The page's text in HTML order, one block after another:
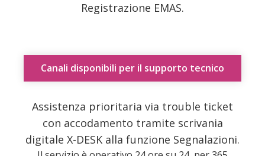
Registrazione EMAS.
Canali disponibili per il supporto tecnico
Assistenza prioritaria via trouble ticket
con accodamento tramite scrivania
digitale X-DESK alla funzione Segnalazioni.